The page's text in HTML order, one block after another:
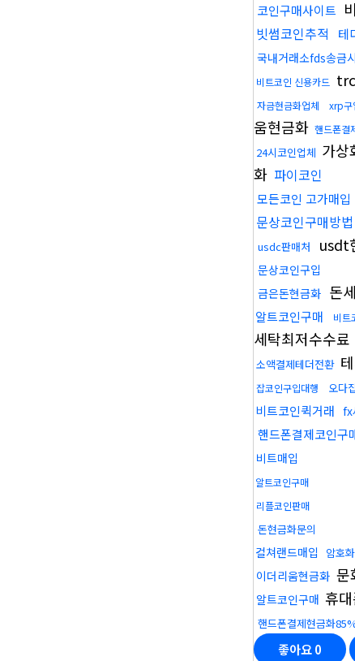
코인구매사이트
빗썸코인추적 테
국내거래소fds송금
비트코인 신용카드
자금현금화업체 xrp구
움현금화 핸드폰결
24시코인업체 가상
화 파이코인
모든코인 고가매입
문상코인구매방법
usdc판매처 usdt
문상코인구입
금은돈현금화 돈
알트코인구매 비트
세탁최저수수료
소액결제테더전환
잡코인구입대행 오다
비트코인퀵거래 fx
핸드폰결제코인구
비트매입
알트코인구매
리플코인판매
돈현금화문의
컬쳐랜드매입 암호
이더리움현금화 문
알트코인구매 휴
핸드폰결제현금화
좋아요0